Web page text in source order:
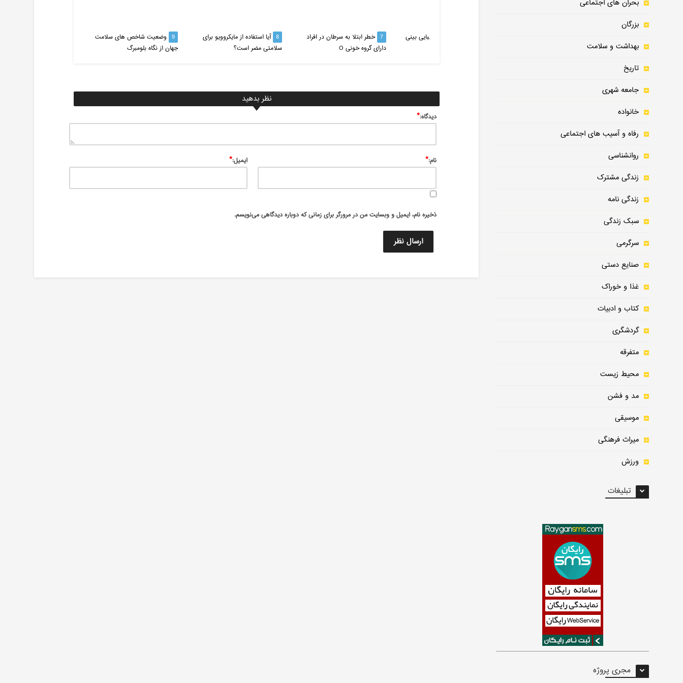
مرگ به خاطر عمل زیبایی بینی 7 خطر ابتلا به سرطان در افراد
دارای گروه خونی O
8 آیا استفاده از مایکروویو برای
سلامتی مضر است؟
9 وضعیت شاخص های سلامت
جهان از نگاه بلومبرگ
نظر بدهید
ديدگاه:*
نام:* ایمیل:*
ذخیره نام، ایمیل و وبسایت من در مرورگر برای زمانی که دوباره دیدگاهی می‌نویسم.
بحران های اجتماعی
بزرگان
بهداشت و سلامت
تاریخ
جامعه شهری
خانواده
رفاه و آسیب های اجتماعی
روانشناسی
زندگی مشترک
زندگی نامه
سبک زندگی
سرگرمی
صنایع دستی
غذا و خوراک
کتاب و ادبیات
گردشگری
متفرقه
محیط زیست
مد و فشن
موسیقی
میراث فرهنگی
ورزش
تبلیغات
مجری پروژه